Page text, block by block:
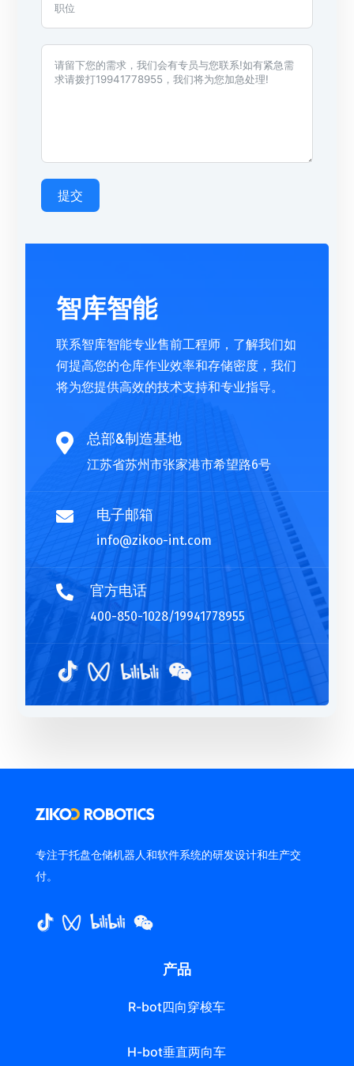
提交
智库智能
联系智库智能专业售前工程师，了解我们如
何提高您的仓库作业效率和存储密度，我们
将为您提供高效的技术支持和专业指导。
 总部&制造基地
江苏省苏州市张家港市希望路6号
 电子邮箱
info@zikoo-int.com
 官方电话
400-850-1028/19941778955
专注于托盘仓储机器人和软件系统的研发设计和生产交
付。
产品
R-bot四向穿梭车
H-bot垂直两向车